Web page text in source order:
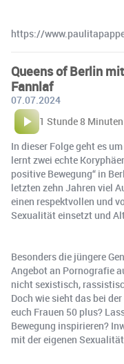
https://
Queens of Berlin
Fannlaf
07.07.2024
1 Stunde 8 Minuten
In dieser Folge geht es
lernt zwei echte
positive Bewegung“ in
letzten zehn Jahren viel
einen respektvollen und
Sexualität einsetzt und
Besonders die jüngere
Angebot an Pornografie
nicht sexistisch,
Doch wie sieht das bei
euch Frauen 50 plus?
Bewegung inspirieren?
mit der eigenen